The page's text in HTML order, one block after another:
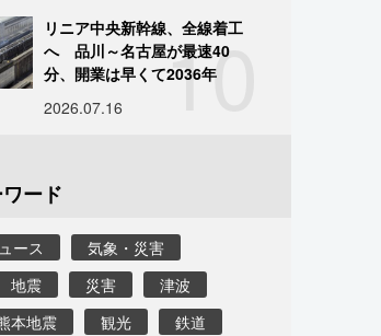
10
リニア中央新幹線、全線着工
へ 品川～名古屋が最速40
分、開業は早くて2036年
2026.07.16
ード
ース
気象・災害
地震 災害
津波
本地震 観光 鉄道